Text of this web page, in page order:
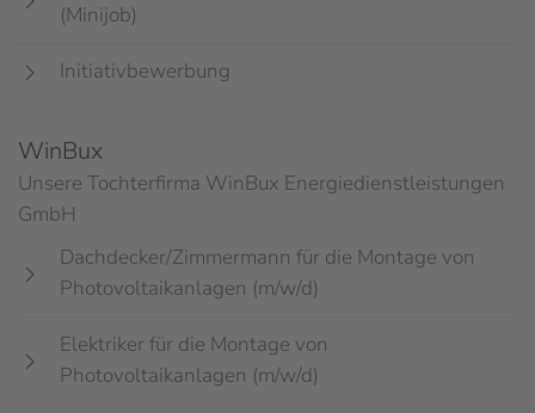
(Minijob)
Initiativbewerbung
WinBux
Unsere Tochterfirma WinBux Energiedienstleistungen
GmbH
Dachdecker/Zimmermann für die Montage von
Photovoltaikanlagen (m/w/d)
Elektriker für die Montage von
Photovoltaikanlagen (m/w/d)